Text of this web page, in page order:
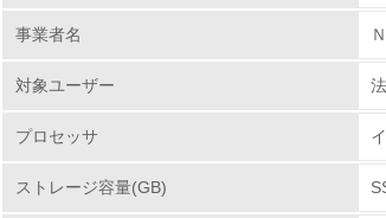
No.
ては、http://121ware.comあるいは121
JEITAの環境設計アセスメントガイド
素材の削減、リサイクルし難い素材の
事業者名
対象ユーザー
プロセッサ
ストレージ容量(GB)